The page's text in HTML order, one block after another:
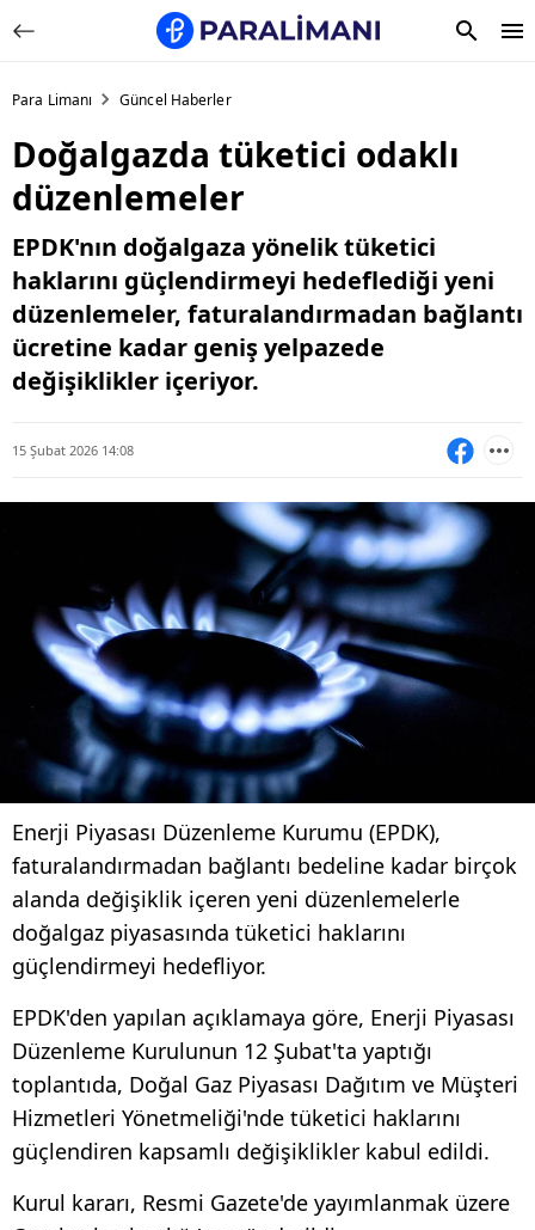
Para Limanı Güncel Haberler
Doğalgazda tüketici odaklı
düzenlemeler
EPDK'nın doğalgaza yönelik tüketici
haklarını güçlendirmeyi hedeflediği yeni
düzenlemeler, faturalandırmadan bağlantı
ücretine kadar geniş yelpazede
değişiklikler içeriyor.
15 Şubat 2026 14:08
Enerji Piyasası Düzenleme Kurumu (EPDK),
faturalandırmadan bağlantı bedeline kadar birçok
alanda değişiklik içeren yeni düzenlemelerle
doğalgaz piyasasında tüketici haklarını
güçlendirmeyi hedefliyor.
EPDK'den yapılan açıklamaya göre, Enerji Piyasası
Düzenleme Kurulunun 12 Şubat'ta yaptığı
toplantıda, Doğal Gaz Piyasası Dağıtım ve Müşteri
Hizmetleri Yönetmeliği'nde tüketici haklarını
güçlendiren kapsamlı değişiklikler kabul edildi.
Kurul kararı, Resmi Gazete'de yayımlanmak üzere